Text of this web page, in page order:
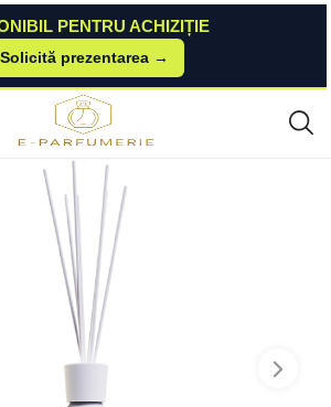
PENTRU ACHIZIȚIE
Solicită prezentarea →
250 ml Milk&Friends